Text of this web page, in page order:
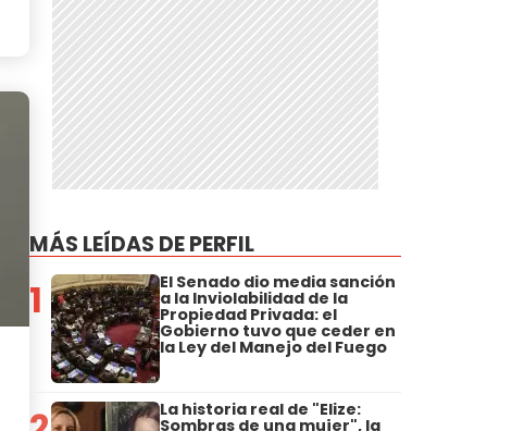
MÁS LEÍDAS DE PERFIL
1 El Senado dio media sanción
a la Inviolabilidad de la
Propiedad Privada: el
Gobierno tuvo que ceder en
la Ley del Manejo del Fuego
La historia real de "Elize:
Sombras de una mujer", la